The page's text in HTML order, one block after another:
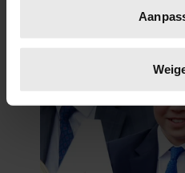
scannen op specifieke
verwerkt en stel uw
intrekken in de
We gebruiken cookies om
personaliseren, om functies